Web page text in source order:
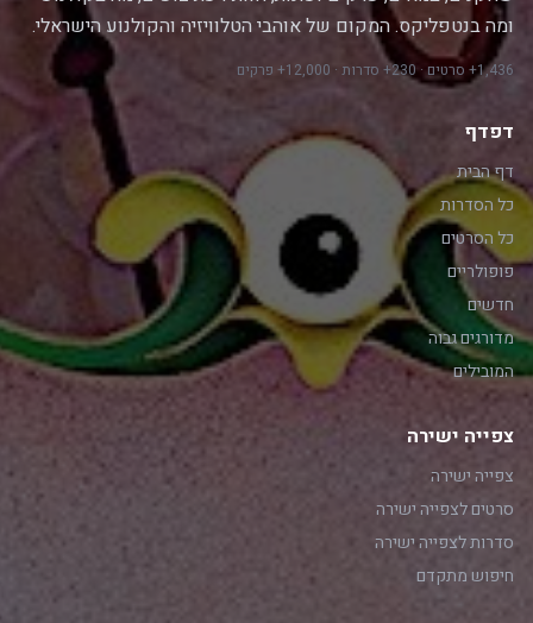
ומה בנטפליקס. המקום של אוהבי הטלוויזיה והקולנוע הישראלי.
1,436+ סרטים · 230+ סדרות · 12,000+ פרקים
דפדף
דף הבית
כל הסדרות
כל הסרטים
פופולריים
חדשים
מדורגים גבוה
המובילים
צפייה ישירה
צפייה ישירה
סרטים לצפייה ישירה
סדרות לצפייה ישירה
חיפוש מתקדם